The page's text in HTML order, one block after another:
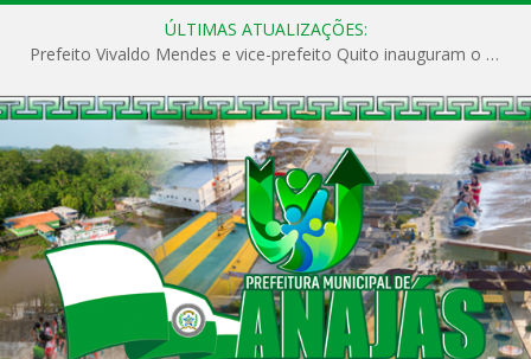
ÚLTIMAS ATUALIZAÇÕES:
Prefeito Vivaldo Mendes e vice-prefeito Quito inauguram o CAPS e fortalecem a saúde pública em Anajás.